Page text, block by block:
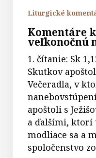
Liturgické
Komentáre
veľkonočnú
1. čítanie: Sk
Skutkov
Večeradla, v
apoštoli s
a ďalšími, ktorí
modliace sa a
spoločenstvo